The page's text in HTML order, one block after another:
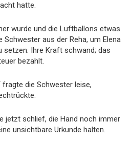
hatte.
wurde und die Luftballons etwas
aus der Reha, um Elena
setzen. Ihre Kraft schwand; das
bezahlt.
fragte die Schwester leise,
jetzt schlief, die Hand noch immer
unsichtbare Urkunde halten.